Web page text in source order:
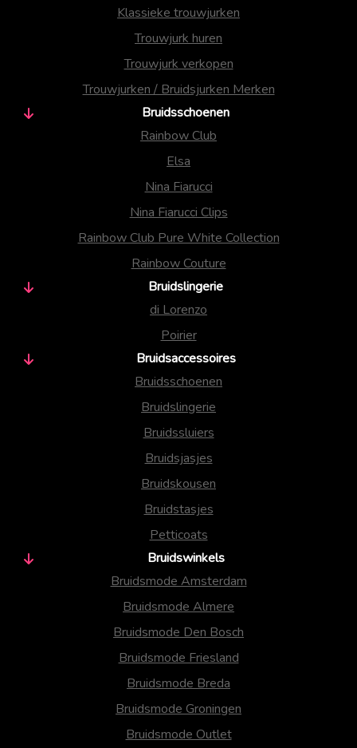
Klassieke trouwjurken
Trouwjurk huren
Trouwjurk verkopen
Trouwjurken / Bruidsjurken Merken
Bruidsschoenen
Rainbow Club
Elsa
Nina Fiarucci
Nina Fiarucci Clips
Rainbow Club Pure White Collection
Rainbow Couture
Bruidslingerie
di Lorenzo
Poirier
Bruidsaccessoires
Bruidsschoenen
Bruidslingerie
Bruidssluiers
Bruidsjasjes
Bruidskousen
Bruidstasjes
Petticoats
Bruidswinkels
Bruidsmode Amsterdam
Bruidsmode Almere
Bruidsmode Den Bosch
Bruidsmode Friesland
Bruidsmode Breda
Bruidsmode Groningen
Bruidsmode Outlet